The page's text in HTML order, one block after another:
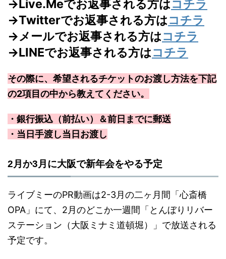
→Live.Meでお返事される方はコチラ
→Twitterでお返事される方はコチラ
→メールでお返事される方はコチラ
→LINEでお返事される方はコチラ
その際に、希望されるチケットのお渡し方法を下記
の2項目の中から教えてください。
・銀行振込（前払い）＆前日までに郵送
・当日手渡し当日お渡し
2月か3月に大阪で新年会をやる予定
ライブミーのPR動画は2-3月の二ヶ月間「心斎橋
OPA」にて、2月のどこか一週間「とんぼりリバー
ステーション（大阪ミナミ道頓堀）」で放送される
予定です。